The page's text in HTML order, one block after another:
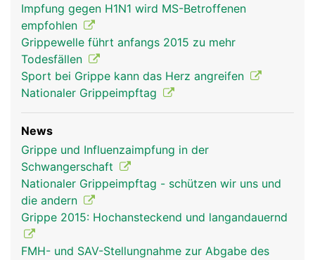
Impfung gegen H1N1 wird MS-Betroffenen
empfohlen
Grippewelle führt anfangs 2015 zu mehr
Todesfällen
Sport bei Grippe kann das Herz angreifen
Nationaler Grippeimpftag
News
Grippe und Influenzaimpfung in der
Schwangerschaft
Nationaler Grippeimpftag - schützen wir uns und
die andern
Grippe 2015: Hochansteckend und langandauernd
FMH- und SAV-Stellungnahme zur Abgabe des